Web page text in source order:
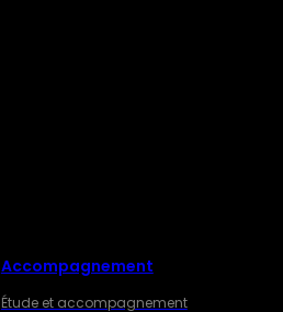
Accompagnement
Étude et accompagnement